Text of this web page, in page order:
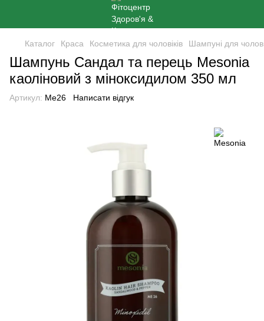
Каталог Краса Косметика для чоловіків Шампуні для
Шампунь Сандал та перець Mesonia
каоліновий з міноксидилом 350 мл
Артикул: Me26 Написати відгук